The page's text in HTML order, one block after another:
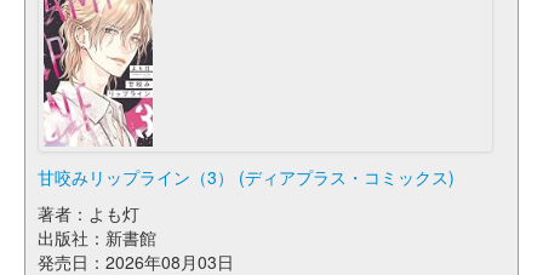
甘咬みリップライン（3） (ディアプラス・コミックス)
著者：よも灯
出版社：新書館
発売日：2026年08月03日